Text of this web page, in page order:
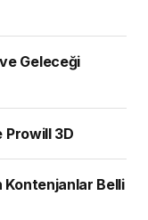
Geleceği
Prowill 3D